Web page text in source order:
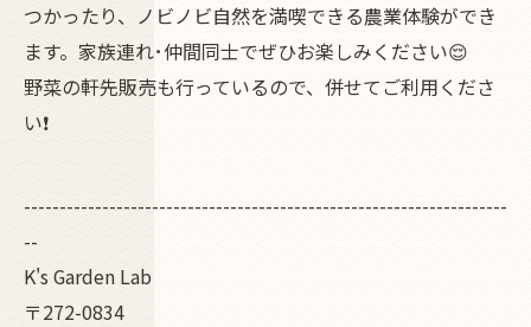
つかったり、ノビノビ自然を満喫できる農業体験ができ
ます。家族連れ･仲間同士でぜひお楽しみください😌
野菜の軒先販売も行っているので、併せてご利用くださ
い❗
--------------------------------------------------------------------
--
K's Garden Lab
〒272-0834